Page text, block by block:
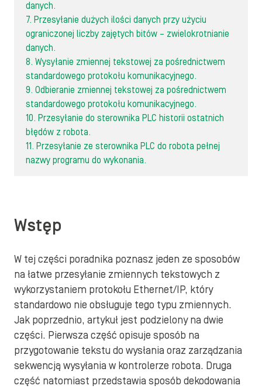
danych.
7. Przesyłanie dużych ilości danych przy użyciu
ograniczonej liczby zajętych bitów – zwielokrotnianie
danych.
8. Wysyłanie zmiennej tekstowej za pośrednictwem
standardowego protokołu komunikacyjnego.
9. Odbieranie zmiennej tekstowej za pośrednictwem
standardowego protokołu komunikacyjnego.
10. Przesyłanie do sterownika PLC historii ostatnich
błędów z robota.
11. Przesyłanie ze sterownika PLC do robota pełnej
nazwy programu do wykonania.
Wstęp
W tej części poradnika poznasz jeden ze sposobów
na łatwe przesyłanie zmiennych tekstowych z
wykorzystaniem protokołu Ethernet/IP, który
standardowo nie obsługuje tego typu zmiennych.
Jak poprzednio, artykuł jest podzielony na dwie
części. Pierwsza część opisuje sposób na
przygotowanie tekstu do wysłania oraz zarządzania
sekwencją wysyłania w kontrolerze robota. Druga
część natomiast przedstawia sposób dekodowania